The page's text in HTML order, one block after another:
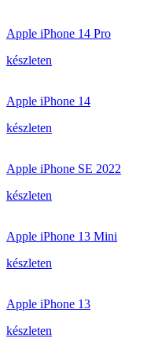
Apple iPhone 14 Pro
készleten
Apple iPhone 14
készleten
Apple iPhone SE 2022
készleten
Apple iPhone 13 Mini
készleten
Apple iPhone 13
készleten